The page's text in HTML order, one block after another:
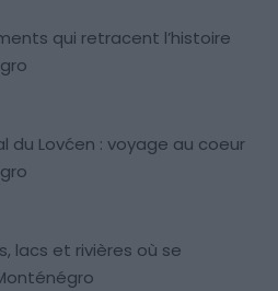
qui retracent l’histoire
du Lovćen : voyage au coeur
lacs et rivières où se